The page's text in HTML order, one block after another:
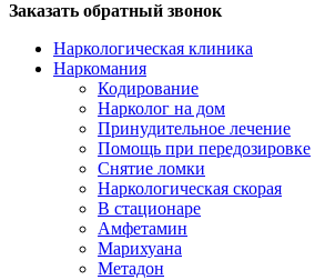
Заказать обратный звонок
Наркологическая клиника
Наркомания
Кодирование
Нарколог на дом
Принудительное лечение
Помощь при передозировке
Снятие ломки
Наркологическая скорая
В стационаре
Амфетамин
Марихуана
Метадон